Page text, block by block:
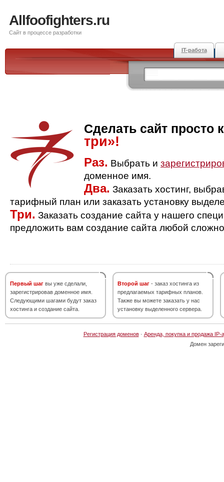
Allfoofighters.ru
Сайт в процессе разработки
IT-работа
Сделать сайт просто
три»!
Раз. Выбрать и
доменное имя.
Два. Заказать хостинг,
тарифный план или заказать установку
Три. Заказать создание сайта у нашего
предложить вам создание сайта любой
Первый шаг вы уже сделали,
зарегистрировав доменное имя.
Следующими шагами будут заказ
хостинга и создание сайта.
Второй шаг - заказ хостинга из
предлагаемых тарифных планов.
Также вы можете заказать у нас
установку выделенного сервера.
Регистрация доменов· Аренда, покупка и продажа IP-
Домен